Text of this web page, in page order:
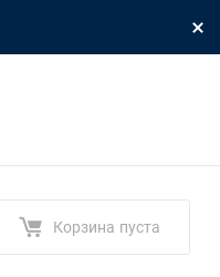
Корзина пуста